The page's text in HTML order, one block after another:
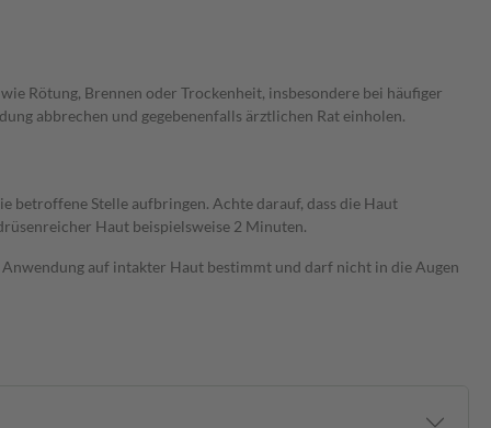
Rötung, Brennen oder Trockenheit, insbesondere bei häufiger
abbrechen und gegebenenfalls ärztlichen Rat einholen.
Stelle aufbringen. Achte darauf, dass die Haut
Haut beispielsweise 2 Minuten.
auf intakter Haut bestimmt und darf nicht in die Augen